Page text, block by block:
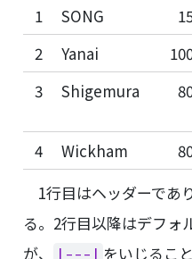
1
SONG
2
Yanai
3
Shigemura
4
Wickham
1行目はヘッダーであ
る。2行目以降はデフォ
が、
|---|
をいじるこ